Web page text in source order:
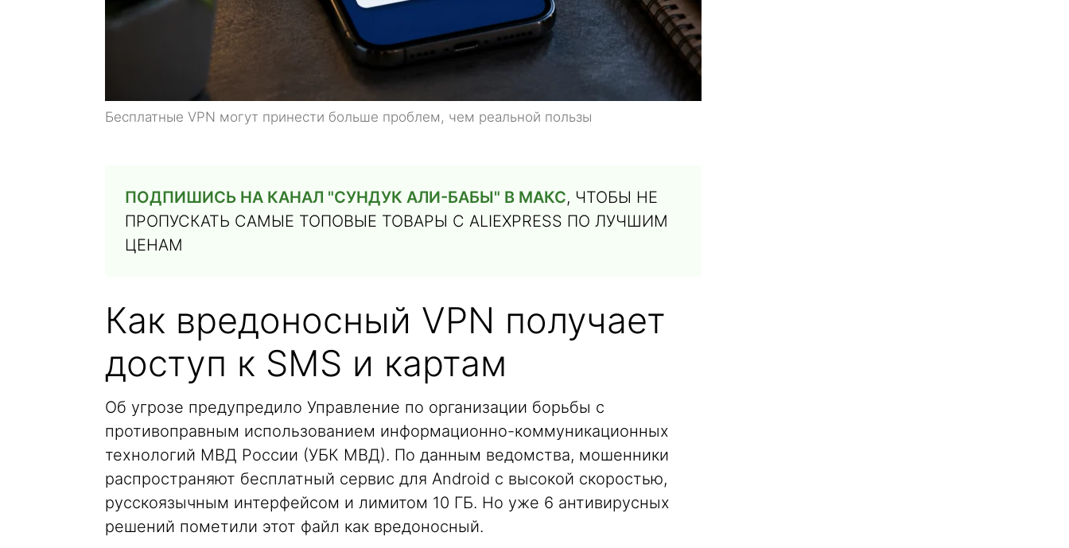
Бесплатные VPN могут принести больше проблем, чем реальной пользы
ПОДПИШИСЬ НА КАНАЛ "СУНДУК АЛИ-БАБЫ" В МАКС, ЧТОБЫ НЕ
ПРОПУСКАТЬ САМЫЕ ТОПОВЫЕ ТОВАРЫ С ALIEXPRESS ПО ЛУЧШИМ
ЦЕНАМ
Как вредоносный VPN получает
доступ к SMS и картам
Об угрозе предупредило Управление по организации борьбы с
противоправным использованием информационно-коммуникационных
технологий МВД России (УБК МВД). По данным ведомства, мошенники
распространяют бесплатный сервис для Android с высокой скоростью,
русскоязычным интерфейсом и лимитом 10 ГБ. Но уже 6 антивирусных
решений пометили этот файл как вредоносный.